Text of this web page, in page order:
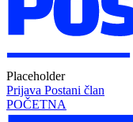
Placeholder
Prijava Postani član
POČETNA